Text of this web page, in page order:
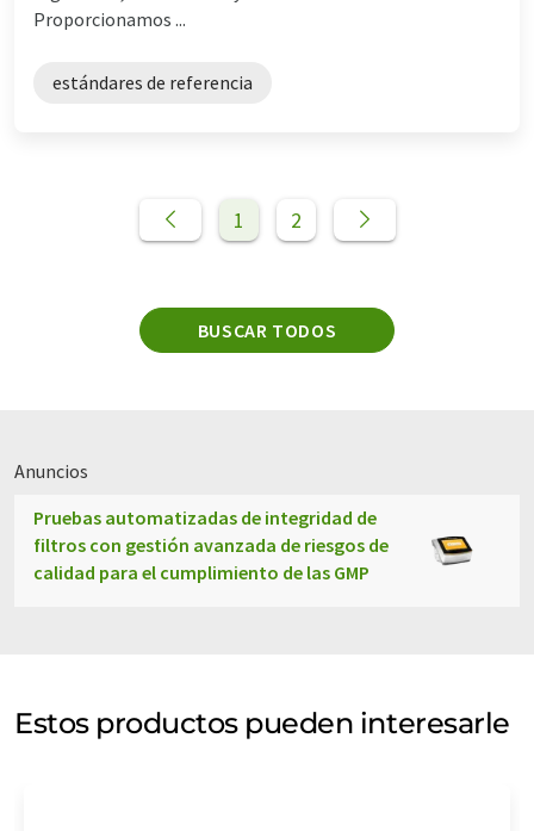
Proporcionamos ...
estándares de referencia
1 2
BUSCAR TODOS
Anuncios
Pruebas automatizadas de integridad de
filtros con gestión avanzada de riesgos de
calidad para el cumplimiento de las GMP
Estos productos pueden interesarle